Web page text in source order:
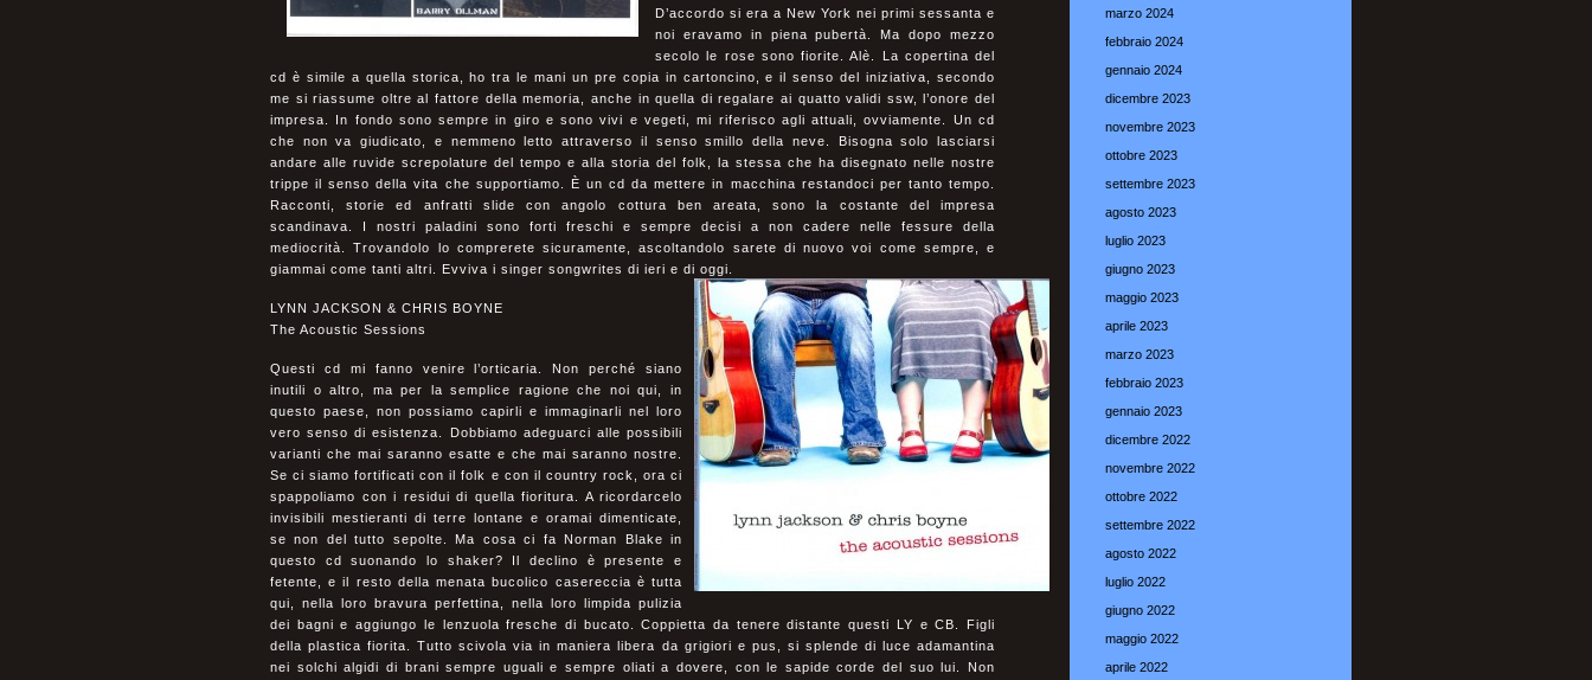
D’accordo si era a New York nei primi sessanta e
noi eravamo in piena pubertà. Ma dopo mezzo
secolo le rose sono fiorite. Alè. La copertina del
cd è simile a quella storica, ho tra le mani un pre copia in cartoncino, e il senso del iniziativa, secondo
me si riassume oltre al fattore della memoria, anche in quella di regalare ai quatto validi ssw, l’onore del
impresa. In fondo sono sempre in giro e sono vivi e vegeti, mi riferisco agli attuali, ovviamente. Un cd
che non va giudicato, e nemmeno letto attraverso il senso smillo della neve. Bisogna solo lasciarsi
andare alle ruvide screpolature del tempo e alla storia del folk, la stessa che ha disegnato nelle nostre
trippe il senso della vita che supportiamo. È un cd da mettere in macchina restandoci per tanto tempo.
Racconti, storie ed anfratti slide con angolo cottura ben areata, sono la costante del impresa
scandinava. I nostri paladini sono forti freschi e sempre decisi a non cadere nelle fessure della
mediocrità. Trovandolo lo comprerete sicuramente, ascoltandolo sarete di nuovo voi come sempre, e
giammai come tanti altri. Evviva i singer songwrites di ieri e di oggi.
LYNN JACKSON & CHRIS BOYNE
The Acoustic Sessions
Questi cd mi fanno venire l’orticaria. Non perché siano
inutili o altro, ma per la semplice ragione che noi qui, in
questo paese, non possiamo capirli e immaginarli nel loro
vero senso di esistenza. Dobbiamo adeguarci alle possibili
varianti che mai saranno esatte e che mai saranno nostre.
Se ci siamo fortificati con il folk e con il country rock, ora ci
spappoliamo con i residui di quella fioritura. A ricordarcelo
invisibili mestieranti di terre lontane e oramai dimenticate,
se non del tutto sepolte. Ma cosa ci fa Norman Blake in
questo cd suonando lo shaker? Il declino è presente e
fetente, e il resto della menata bucolico casereccia è tutta
qui, nella loro bravura perfettina, nella loro limpida pulizia
dei bagni e aggiungo le lenzuola fresche di bucato. Coppietta da tenere distante questi LY e CB. Figli
della plastica fiorita. Tutto scivola via in maniera libera da grigiori e pus, si splende di luce adamantina
nei solchi algidi di brani sempre uguali e sempre oliati a dovere, con le sapide corde del suo lui. Non
marzo 2024
febbraio 2024
gennaio 2024
dicembre 2023
novembre 2023
ottobre 2023
settembre 2023
agosto 2023
luglio 2023
giugno 2023
maggio 2023
aprile 2023
marzo 2023
febbraio 2023
gennaio 2023
dicembre 2022
novembre 2022
ottobre 2022
settembre 2022
agosto 2022
luglio 2022
giugno 2022
maggio 2022
aprile 2022